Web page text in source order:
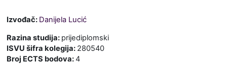
Izvođač: Danijela Lucić
Razina studija: prijediplomski
ISVU šifra kolegija: 280540
Broj ECTS bodova:4